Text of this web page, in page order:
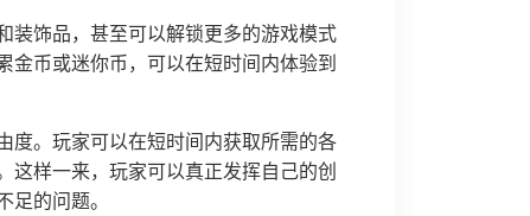
装饰品，甚至可以解锁更多的游戏模式
金币或迷你币，可以在短时间内体验到
度。玩家可以在短时间内获取所需的各
样一来，玩家可以真正发挥自己的创
的问题。